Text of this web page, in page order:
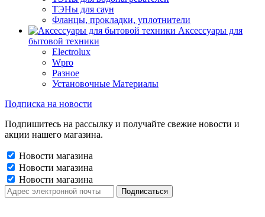
ТЭНы для саун
Фланцы, прокладки, уплотнители
Аксессуары для
бытовой техники
Electrolux
Wpro
Разное
Установочные Материалы
Подписка на новости
Подпишитесь на рассылку и получайте свежие новости и
акции нашего магазина.
Новости магазина
Новости магазина
Новости магазина